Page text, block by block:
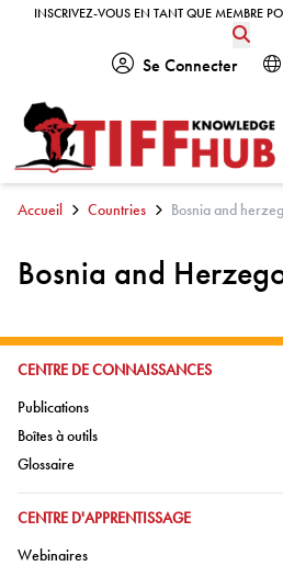
Skip to content
INSCRIVEZ-VOUS EN TANT QUE MEMBRE
INSCRIVEZ-VOUS EN TANT QUE MEMBRE
Se Connecter
Accueil Countries Bosnia and
Bosnia and
ALLER À:
CENTRE DE CONNAISSANCES
Aller à:
Publications
Aller à:
Boîtes à outils
Aller à:
Glossaire
ALLER À:
CENTRE D'APPRENTISSAGE
Aller à:
Webinaires